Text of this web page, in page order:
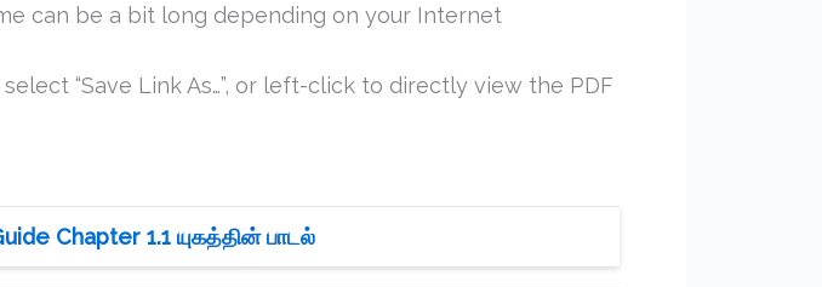
can be a bit long depending on your Internet
“Save Link As…”, or left-click to directly view the PDF
Chapter 1.1 யுகத்தின் பாடல்